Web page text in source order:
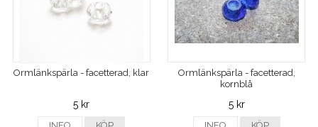
Ormlänkspärla - facetterad, klar
5 kr
Ormlänkspärla - facetterad,
kornblå
5 kr